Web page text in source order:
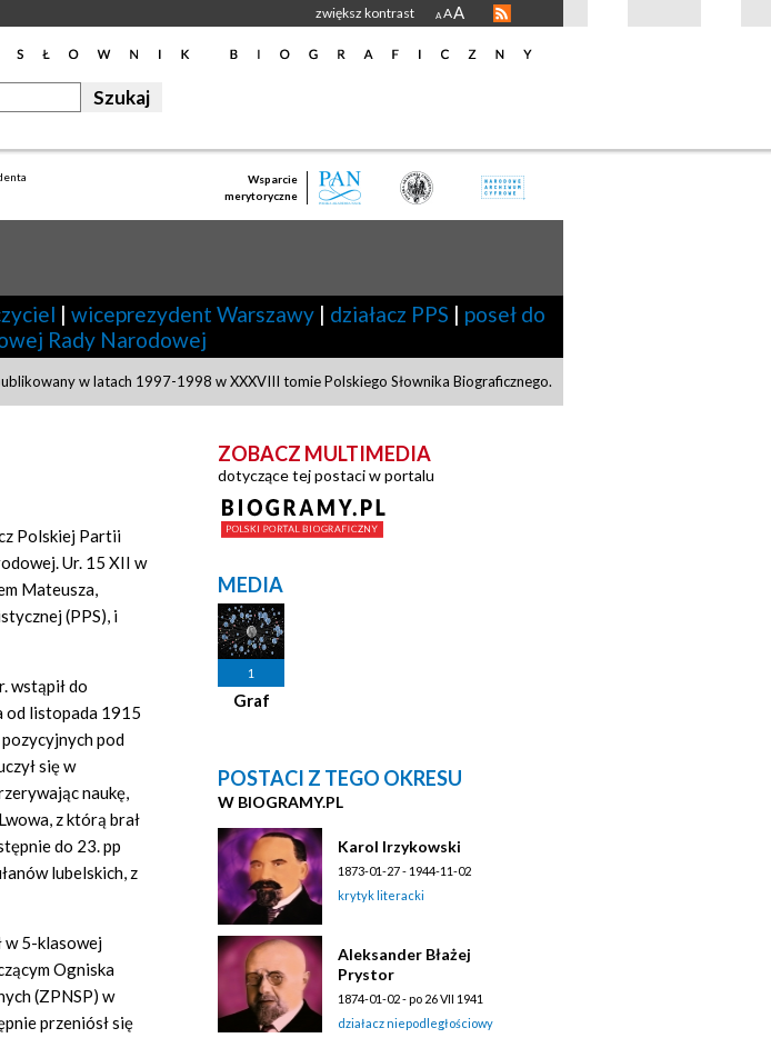
zwiększ kontrast A AA
Wsparcie
merytoryczne
| wiceprezydent Warszawy | działacz PPS | poseł do
Rady Narodowej
w latach 1997-1998 w XXXVIII tomie Polskiego Słownika Biograficznego.
Polskiej Partii
Ur. 15 XII w
Mateusza,
(PPS), i
wstąpił do
od listopada 1915
pod
się w
naukę,
z którą brał
do 23. pp
lubelskich, z
w 5-klasowej
Ogniska
(ZPNSP) w
przeniósł się
ZOBACZ MULTIMEDIA
dotyczące tej postaci w portalu
MEDIA
1
Graf
POSTACI Z TEGO OKRESU
W BIOGRAMY.PL
Karol Irzykowski
1873-01-27 - 1944-11-02
krytyk literacki
Aleksander Błażej
Prystor
1874-01-02 - po 26 VII 1941
działacz niepodległościowy